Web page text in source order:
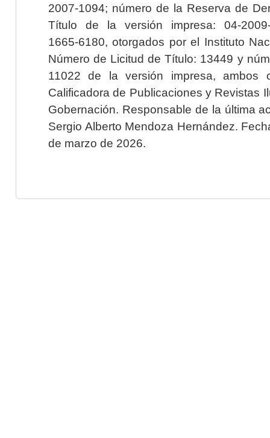
2007-1094; número de la Reserva de
Título de la versión impresa: 04-2009-
1665-6180, otorgados por el Instituto
Número de Licitud de Título: 13449 y
11022 de la versión impresa, ambos
Calificadora de Publicaciones y Revistas
Gobernación. Responsable de la última
Sergio Alberto Mendoza Hernández.
de marzo de 2026.